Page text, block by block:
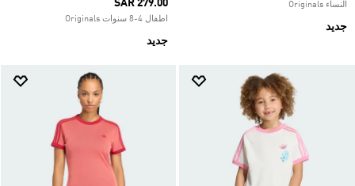
النساء Originals
جديد
SAR 279.00
اطفال 4-8 سنوات Originals
جديد